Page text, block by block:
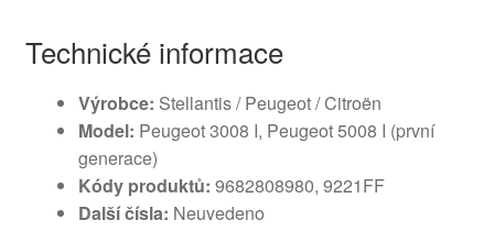
Technické informace
Výrobce: Stellantis / Peugeot / Citroën
Model: Peugeot 3008 I, Peugeot 5008 I (první
generace)
Kódy produktů: 9682808980, 9221FF
Další čísla: Neuvedeno